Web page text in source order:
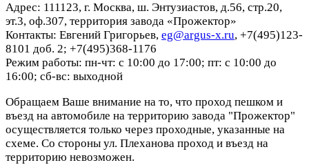
Адрес: 111123, г. Москва, ш. Энтузиастов, д.56, стр.20,
эт.3, оф.307, территория завода «Прожектор»
Контакты: Евгений Григорьев, eg@argus-x.ru, +7(495)123-
8101 доб. 2; +7(495)368-1176
Режим работы: пн-чт: с 10:00 до 17:00; пт: с 10:00 до
16:00; сб-вс: выходной
Обращаем Ваше внимание на то, что проход пешком и
въезд на автомобиле на территорию завода "Прожектор"
осуществляется только через проходные, указанные на
схеме. Со стороны ул. Плеханова проход и въезд на
территорию невозможен.